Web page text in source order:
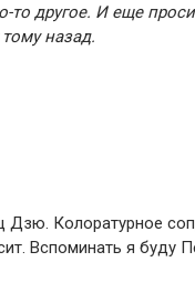
то другое. И еще
назад.
Дзю. Колоратурное
Вспоминать я буду